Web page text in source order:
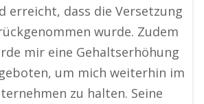
erreicht, dass die Versetzung
wurde. Zudem
mir eine Gehaltserhöhung
um mich weiterhin im
zu halten. Seine